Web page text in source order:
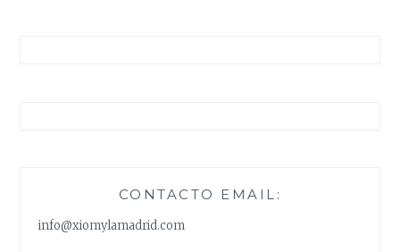
CONTACTO EMAIL:
info@xiomylamadrid.com